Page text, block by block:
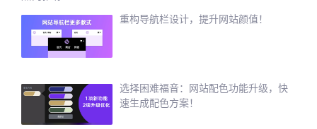
重构导航栏设计，提升网站颜值！
选择困难福音：网站配色功能升级，快
速生成配色方案！